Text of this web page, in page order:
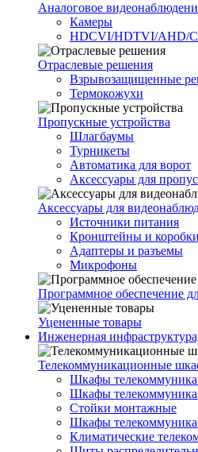
Аналоговое
Камеры
HDCVI/HDTVI/AHD/
Отраслевые решения
Взрывозащищенные
Термокожухи
Пропускные устройства
Шлагбаумы
Турникеты
Автоматика для ворот
Аксессуары для
Аксессуары для
Источники питания
Кронштейны и коробки
Адаптеры и разъемы
Микрофоны
Программное обеспечение
Уцененные товары
Инженерная
Телекоммуникационные
Шкафы
Шкафы
Стойки монтажные
Шкафы
Климатические